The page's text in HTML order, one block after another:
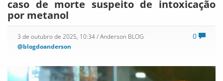
caso de morte suspeito de intoxicação
por metanol
0
3 de outubro de 2025, 10:34/ Anderson BLOG
@blogdoanderson